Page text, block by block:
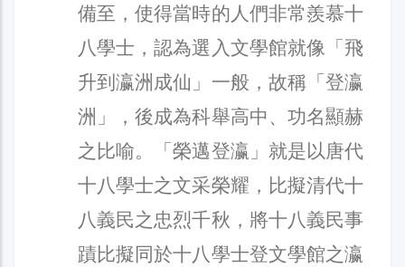
備至，使得當時的人們非常羨慕十
八學士，認為選入文學館就像「飛
升到瀛洲成仙」一般，故稱「登瀛
洲」，後成為科舉高中、功名顯赫
之比喻。「榮邁登瀛」就是以唐代
十八學士之文采榮耀，比擬清代十
八義民之忠烈千秋，將十八義民事
蹟比擬同於十八學士登文學館之瀛